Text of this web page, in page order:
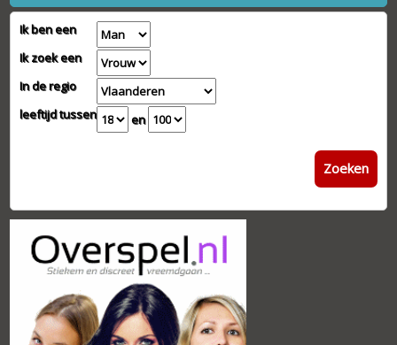
Ik ben een
Ik zoek een
In de regio
leeftijd tussen
en
Zoeken